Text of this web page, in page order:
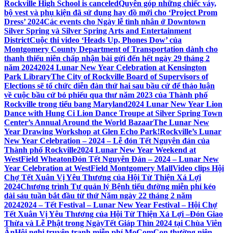
Rockville High School is canceledQuyên góp những chiếc váy,
bộ vest và phụ kiện đã sử dụng hay đồ mới cho ‘Project Prom
Dress’ 2024Các events cho Ngày lễ tình nhân ở Downtown
Silver Spring và Silver Spring Arts and Entertainment
DistrictCuộc thi video ‘Heads Up, Phones Dow’ của
Montgomery County Department of Transportation dành cho
thanh thiếu niên chấp nhận bài gửi đến hết ngày 29 tháng 2
năm 20242024 Lunar New Year Celebration at Kensington
Park LibraryThe City of Rockville Board of Supervisors of
Elections sẽ tổ chức diễn đàn thứ hai sau bầu cử để thảo luận
về cuộc bầu cử bỏ phiếu qua thư năm 2023 của Thành phố
Rockville trong tiểu bang Maryland2024 Lunar New Year Lion
Dance with Hung Ci Lion Dance Troupe at Silver Spring Town
Center’s Annual Around the World BazaarThe Lunar New
Year Drawing Workshop at Glen Echo Park!Rockville’s Lunar
New Year Celebration – 2024 – Lễ đón Tết Nguyên đán của
Thành phố Rockville2024 Lunar New Year Weekend at
WestField WheatonĐón Tết Nguyên Đán – 2024 – Lunar New
Year Celebration at WestField Montgomery MallVideo clips Hội
Chợ Tết Xuân Vị Yêu Thương của Hội Từ Thiện Xá Lợi
2024Chương trình Tự quản lý Bệnh tiểu đường miễn phí kéo
dài sáu tuần bắt đầu từ thứ Năm ngày 22 tháng 2 năm
20242024 – Tết Festival – Lunar New Year Festival – Hội Chợ
Tết Xuân Vị Yêu Thương của Hội Từ Thiện Xá Lợi –Đón Giao
Thừa và Lễ Phật trong NgàyTết Giáp Thìn 2024 tại Chùa Viên